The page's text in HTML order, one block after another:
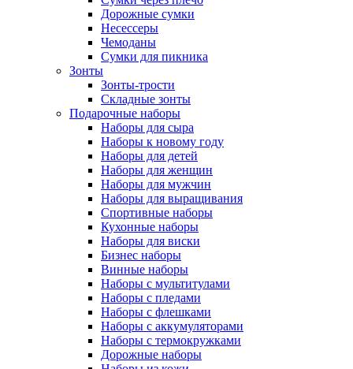
Дорожные сумки
Несессеры
Чемоданы
Сумки для пикника
Зонты
Зонты-трости
Складные зонты
Подарочные наборы
Наборы для сыра
Наборы к новому году
Наборы для детей
Наборы для женщин
Наборы для мужчин
Наборы для выращивания
Спортивные наборы
Кухонные наборы
Наборы для виски
Бизнес наборы
Винные наборы
Наборы с мультитулами
Наборы с пледами
Наборы с флешками
Наборы с аккумуляторами
Наборы с термокружками
Дорожные наборы